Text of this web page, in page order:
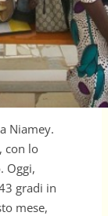
Niamey.
con lo
Oggi,
gradi in
mese,